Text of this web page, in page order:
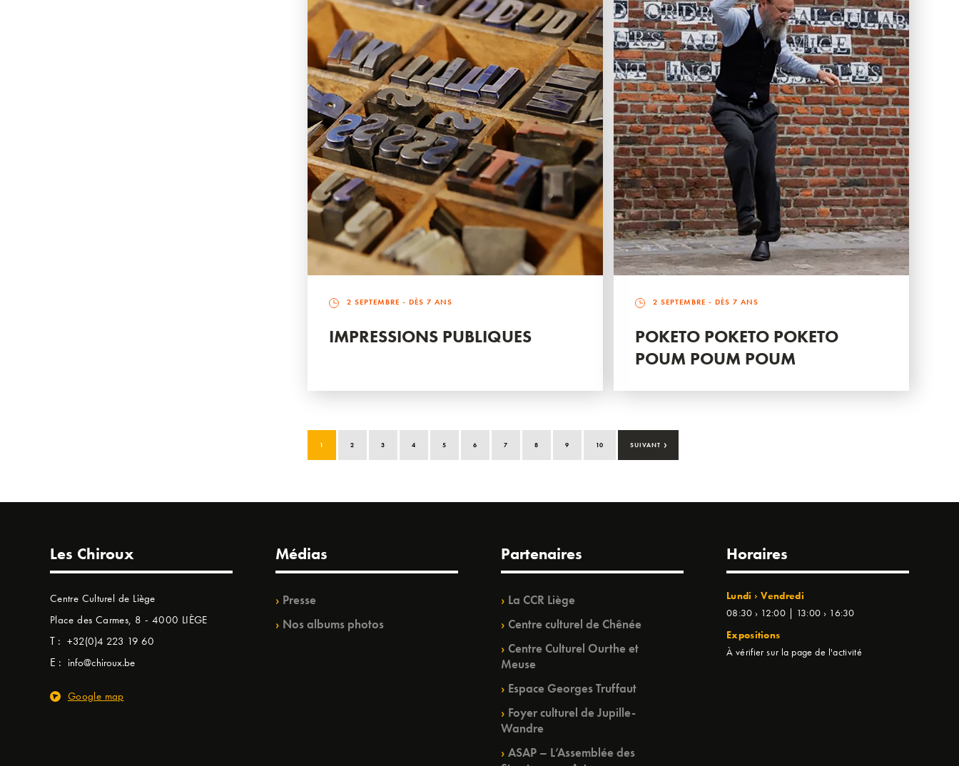
2 SEPTEMBRE - DÈS 7 ANS
IMPRESSIONS PUBLIQUES
2 SEPTEMBRE - DÈS 7 ANS
POKETO POKETO POKETO
POUM POUM POUM
1 2 3 4 5 6 7 8 9 10 SUIVANT ›
Les Chiroux
Centre Culturel de Liège
Place des Carmes, 8 - 4000 LIÈGE
T : +32(0)4 223 19 60
E : info@chiroux.be
Google map
Médias
Presse
Nos albums photos
Partenaires
La CCR Liège
Centre culturel de Chênée
Centre Culturel Ourthe et
Meuse
Espace Georges Truffaut
Foyer culturel de Jupille-
Wandre
ASAP – L’Assemblée des
Horaires
Lundi › Vendredi
08:30 › 12:00 | 13:00 › 16:30
Expositions
À vérifier sur la page de l'activité